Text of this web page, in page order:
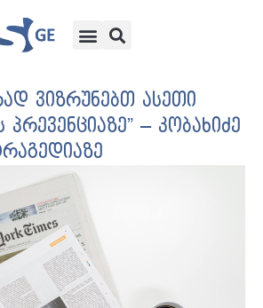
ვიზრუნებთ ასეთი
პრევენციაზე” – კობახიძე